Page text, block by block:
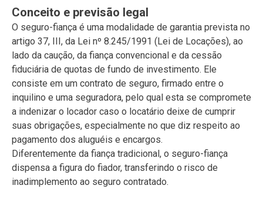
Conceito e previsão legal
O seguro-fiança é uma modalidade de garantia prevista no
artigo 37, III, da Lei nº 8.245/1991 (Lei de Locações), ao
lado da caução, da fiança convencional e da cessão
fiduciária de quotas de fundo de investimento. Ele
consiste em um contrato de seguro, firmado entre o
inquilino e uma seguradora, pelo qual esta se compromete
a indenizar o locador caso o locatário deixe de cumprir
suas obrigações, especialmente no que diz respeito ao
pagamento dos aluguéis e encargos.
Diferentemente da fiança tradicional, o seguro-fiança
dispensa a figura do fiador, transferindo o risco de
inadimplemento ao seguro contratado.